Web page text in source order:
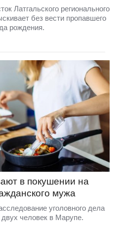
Латгальского регионального
без вести пропавшего
рождения.
в покушении на
мужа
уголовного дела
человек в Марупе.